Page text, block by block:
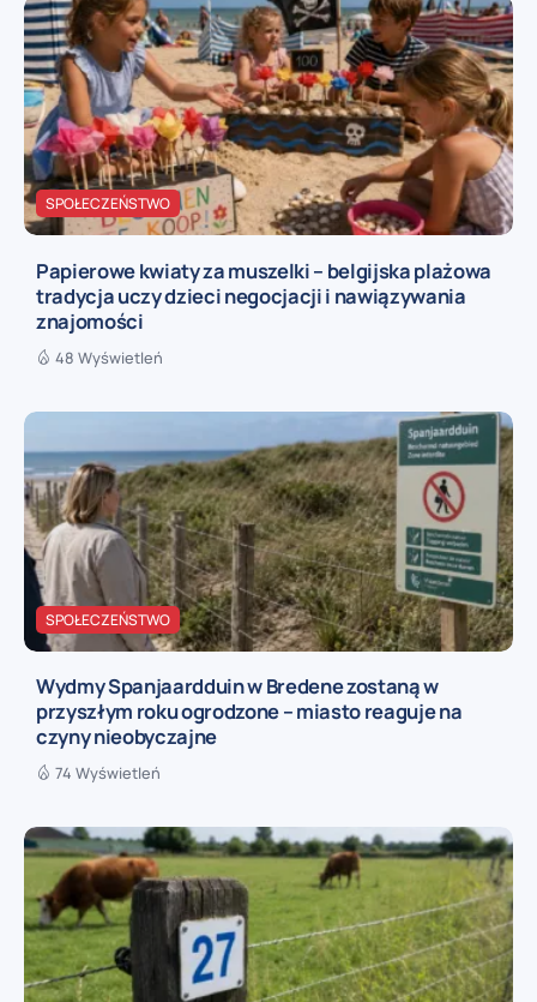
SPOŁECZEŃSTWO
Papierowe kwiaty za muszelki – belgijska plażowa
tradycja uczy dzieci negocjacji i nawiązywania
znajomości
48 Wyświetleń
SPOŁECZEŃSTWO
Wydmy Spanjaardduin w Bredene zostaną w
przyszłym roku ogrodzone – miasto reaguje na
czyny nieobyczajne
74 Wyświetleń